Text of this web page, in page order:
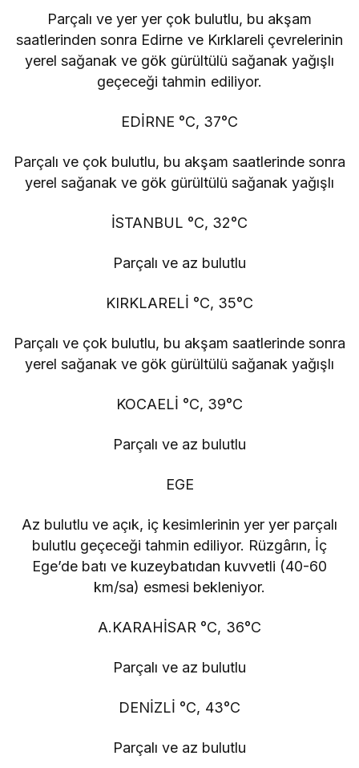
Parçalı ve yer yer çok bulutlu, bu akşam
saatlerinden sonra Edirne ve Kırklareli çevrelerinin
yerel sağanak ve gök gürültülü sağanak yağışlı
geçeceği tahmin ediliyor.
EDİRNE °C, 37°C
Parçalı ve çok bulutlu, bu akşam saatlerinde sonra
yerel sağanak ve gök gürültülü sağanak yağışlı
İSTANBUL °C, 32°C
Parçalı ve az bulutlu
KIRKLARELİ °C, 35°C
Parçalı ve çok bulutlu, bu akşam saatlerinde sonra
yerel sağanak ve gök gürültülü sağanak yağışlı
KOCAELİ °C, 39°C
Parçalı ve az bulutlu
EGE
Az bulutlu ve açık, iç kesimlerinin yer yer parçalı
bulutlu geçeceği tahmin ediliyor. Rüzgârın, İç
Ege’de batı ve kuzeybatıdan kuvvetli (40-60
km/sa) esmesi bekleniyor.
A.KARAHİSAR °C, 36°C
Parçalı ve az bulutlu
DENİZLİ °C, 43°C
Parçalı ve az bulutlu